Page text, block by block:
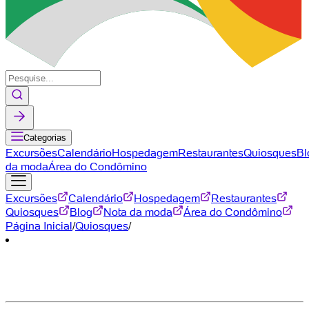
Categorias
ExcursõesCalendárioHospedagemRestaurantesQuiosques
da modaÁrea do Condômino
Excursões Calendário Hospedagem
Restaurantes
Quiosques
Blog Nota da moda
Área do Condômino
Página Inicial/Quiosques/